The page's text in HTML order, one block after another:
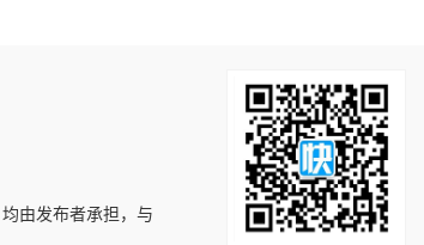
由发布者承担，与